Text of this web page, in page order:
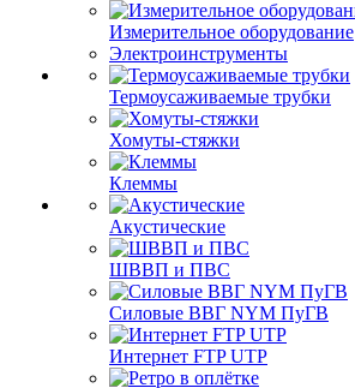
Измерительное оборудование
Электроинструменты
Термоусаживаемые трубки
Хомуты-стяжки
Клеммы
Акустические
ШВВП и ПВС
Силовые ВВГ NYM ПуГВ
Интернет FTP UTP